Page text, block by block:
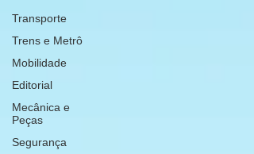
Transporte
Trens e Metrô
Mobilidade
Editorial
Mecânica e
Peças
Segurança